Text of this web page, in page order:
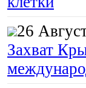
26
Захват